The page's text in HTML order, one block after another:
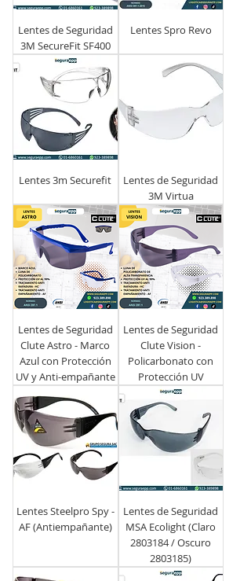
Lentes de Seguridad
3M SecureFit SF400
Lentes Spro Revo
Lentes 3m Securefit
Lentes de Seguridad
3M Virtua
Lentes de Seguridad
Clute Astro - Marco
Azul con Protección
UV y Anti-empañante
Lentes de Seguridad
Clute Vision -
Policarbonato con
Protección UV
Lentes Steelpro Spy -
AF (Antiempañante)
Lentes de Seguridad
MSA Ecolight (Claro
2803184 / Oscuro
2803185)